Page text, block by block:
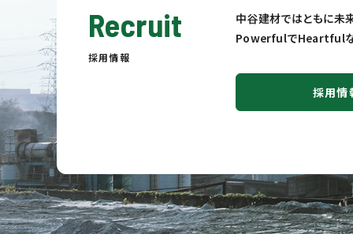
Recruit
採用情報
中谷建材ではともに未
PowerfulでHeartfulな
採用情